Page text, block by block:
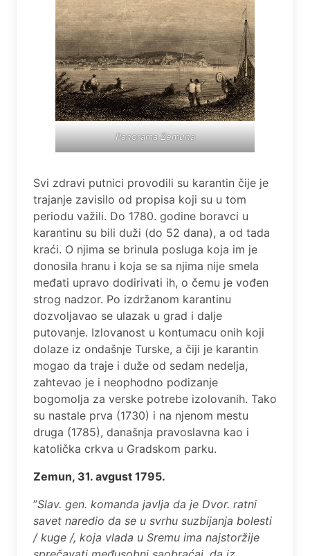
Panorama Zemuna
Svi zdravi putnici provodili su karantin čije je
trajanje zavisilo od propisa koji su u tom
periodu važili. Do 1780. godine boravci u
karantinu su bili duži (do 52 dana), a od tada
kraći. O njima se brinula posluga koja im je
donosila hranu i koja se sa njima nije smela
međati upravo dodirivati ih, o čemu je vođen
strog nadzor. Po izdržanom karantinu
dozvoljavao se ulazak u grad i dalje
putovanje. Izlovanost u kontumacu onih koji
dolaze iz ondašnje Turske, a čiji je karantin
mogao da traje i duže od sedam nedelja,
zahtevao je i neophodno podizanje
bogomolja za verske potrebe izolovanih. Tako
su nastale prva (1730) i na njenom mestu
druga (1785), današnja pravoslavna kao i
katolička crkva u Gradskom parku.
Zemun, 31. avgust 1795.
”Slav. gen. komanda javlja da je Dvor. ratni
savet naredio da se u svrhu suzbijanja bolesti
/ kuge /, koja vlada u Sremu ima najstoržije